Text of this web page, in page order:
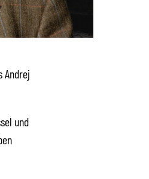
Andrej
und